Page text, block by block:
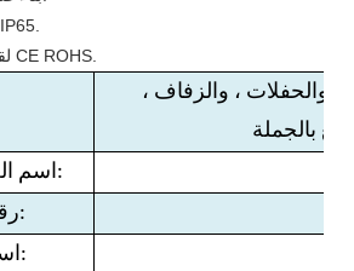
5. مقاوم للماء IP44 و IP65.
6. لقد حصلنا على شهادة CE ROHS.
، والحفلات ، والزفاف ،
بالجملة
اسم العلامة التجارية:
رقم الصنف:
اسم العنصر: